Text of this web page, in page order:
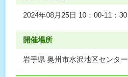
2024年08月25日 10：00-11：30
開催場所
岩手県 奥州市水沢地区センター